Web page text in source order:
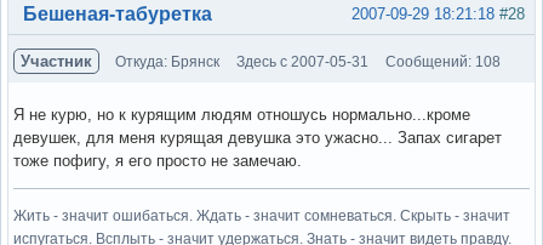
Вне форума #28
2007-09-29 18:21:18
Бешеная-табуретка
Участник Откуда: Брянск Здесь с 2007-05-31 Сообщений: 108
Я не курю, но к курящим людям отношусь нормально...кроме
девушек, для меня курящая девушка это ужасно... Запах сигарет
тоже пофигу, я его просто не замечаю.
Жить - значит ошибаться. Ждать - значит сомневаться. Скрыть - значит
испугаться. Всплыть - значит удержаться. Знать - значит видеть правду.